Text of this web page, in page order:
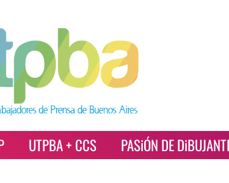
UTPBA + CCS PASiÓN DE